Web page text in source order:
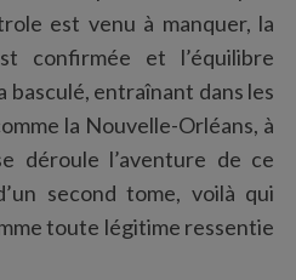
est venu à manquer, la
confirmée et l’équilibre
basculé, entraînant dans les
la Nouvelle-Orléans, à
déroule l’aventure de ce
second tome, voilà qui
toute légitime ressentie